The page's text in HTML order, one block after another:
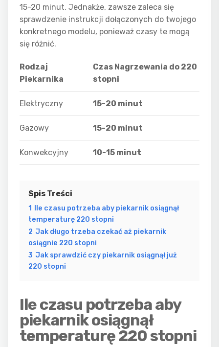
15-20 minut. Jednakże, zawsze zaleca się
sprawdzenie instrukcji dołączonych do twojego
konkretnego modelu, ponieważ czasy te mogą
się różnić.
Rodzaj
Piekarnika
Czas Nagrzewania do 220
stopni
Elektryczny 15-20 minut
Gazowy 15-20 minut
Konwekcyjny 10-15 minut
Spis Treści
1
Ile czasu potrzeba aby piekarnik osiągnął
temperaturę 220 stopni
2 Jak długo trzeba czekać aż piekarnik
osiągnie 220 stopni
3 Jak sprawdzić czy piekarnik osiągnął już
220 stopni
Ile czasu potrzeba aby
piekarnik osiągnął
temperaturę 220 stopni